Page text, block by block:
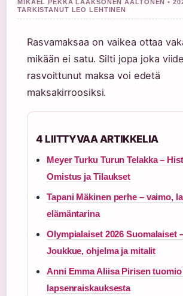
MIKAEL PEKKA LAAKSONEN AALTONEN •
TARKISTANUT LEO LEHTINEN
Rasvamaksaa on vaikea ottaa
mikään ei satu. Silti jopa joka
rasvoittunut maksa voi edetä
maksakirroosiksi.
4 LIITTYVAA ARTIKKELIA
Meyer Turku Turun Telakka –
Omistus ja Tilaukset
Tapani Mäkinen perhe – vaimo,
elämäntarina
Olympialaiset 2026 Suomalaiset
Joukkue, ohjelma ja mitalit
Anni Emma Aliisa Pirisen
lapsenraiskauksesta